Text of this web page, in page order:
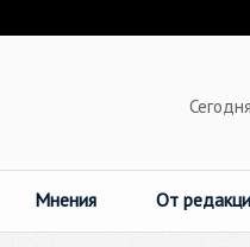
Мнения От